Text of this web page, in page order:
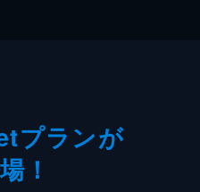
プランが
！